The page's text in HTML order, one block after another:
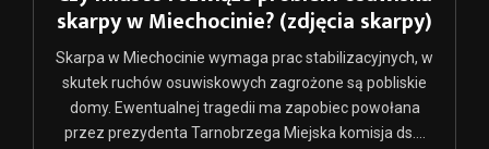
skarpy w Miechocinie? (zdjęcia skarpy)
Skarpa w Miechocinie wymaga prac stabilizacyjnych, w
skutek ruchów osuwiskowych zagrożone są pobliskie
domy. Ewentualnej tragedii ma zapobiec powołana
przez prezydenta Tarnobrzega Miejska komisja ds....